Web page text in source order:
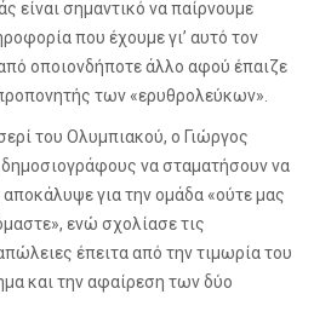
είναι σημαντικό να παίρνουμε
που έχουμε γι’ αυτό τον
οποιονδήποτε άλλο αφού έπαιζε
των «ερυθρολεύκων».
του Ολυμπιακού, ο Γιώργος
να σταματήσουν να
για την ομάδα «ούτε μας
ενώ σχολίασε τις
έπειτα από την τιμωρία του
και την αφαίρεση των δύο